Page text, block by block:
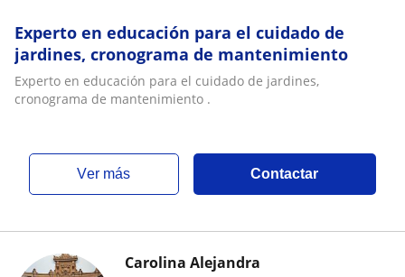
Experto en educación para el cuidado de
jardines, cronograma de mantenimiento
Experto en educación para el cuidado de jardines,
cronograma de mantenimiento .
ver más Contactar
Carolina Alejandra